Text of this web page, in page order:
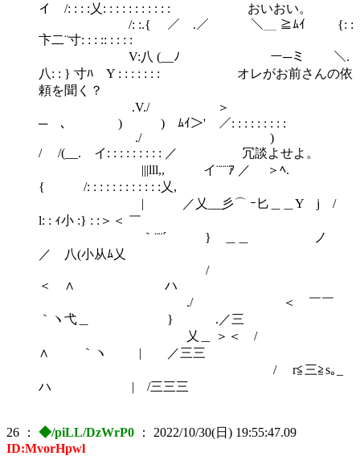
イ /: : : :乂: : : : : : : : : : : おいおい。
/: :.{ ／ .／ ＼＿ ≧ﾑｲ {: :
卞二¨寸: : : :: : : : :
V:八 (__ﾉ ー─ミ ＼.
八: : } 寸ﾊ Y : : : : : : : オレがお前さんの依
頼を聞く？
.V./ ＞
─ ､ ) ) ﾑｲ＞' ／: : : : : : : : :
./ )
/ /(__. イ: : : : : : : : : ／ 冗談よせよ。
|||lll,, イ¨¨¨ｱ ／ ＞ﾍ.
{ /: : : : : : : : : : : :乂,
| ／乂__彡⌒ ｰ匕＿＿Y j /
l: : ｨ小 :} : :＞＜ ￣
｀¨¨´ } ＿＿ ノ
／ 八(小从ﾑ乂
/
＜ ∧ ハ
./ ＜ ￣￣
｀ヽ弋＿ } .／三
乂＿ ＞＜ /
∧ ｀ヽ | ／三三
/ r≦三≧s｡_
ハ | /三三三
26 ： ◆/piLL/DzWrP0 ： 2022/10/30(日) 19:55:47.09
ID:MvorHpwl